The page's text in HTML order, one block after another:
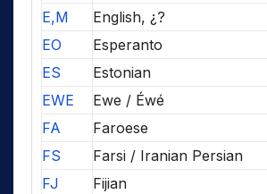
E,M
English, ¿?
EO
Esperanto
ES
Estonian
EWE
Ewe / Éwé
FA
Faroese
FS
Farsi / Iranian Persian
FJ
Fijian